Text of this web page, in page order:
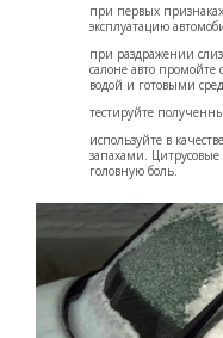
при первых
эксплуатацию
при раздражении
салоне авто промойте
водой и готовыми
тестируйте
используйте в
запахами.
головную боль.